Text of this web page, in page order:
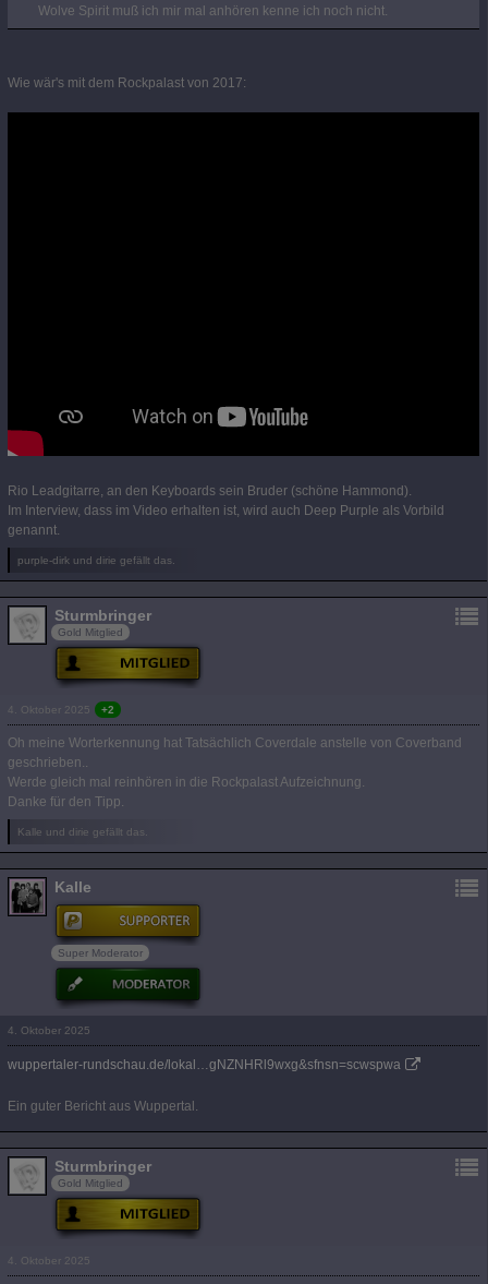
Wolve Spirit muß ich mir mal anhören kenne ich noch nicht.
Wie wär's mit dem Rockpalast von 2017:
Rio Leadgitarre, an den Keyboards sein Bruder (schöne Hammond).
Im Interview, dass im Video erhalten ist, wird auch Deep Purple als Vorbild
genannt.
purple-dirk und dirie gefällt das.
Sturmbringer
Gold Mitglied
4. Oktober 2025 +2
Oh meine Worterkennung hat Tatsächlich Coverdale anstelle von Coverband
geschrieben..
Werde gleich mal reinhören in die Rockpalast Aufzeichnung.
Danke für den Tipp.
Kalle und dirie gefällt das.
Kalle
Super Moderator
4. Oktober 2025
wuppertaler-rundschau.de/lokal…gNZNHRl9wxg&sfnsn=scwspwa
Ein guter Bericht aus Wuppertal.
Sturmbringer
Gold Mitglied
4. Oktober 2025